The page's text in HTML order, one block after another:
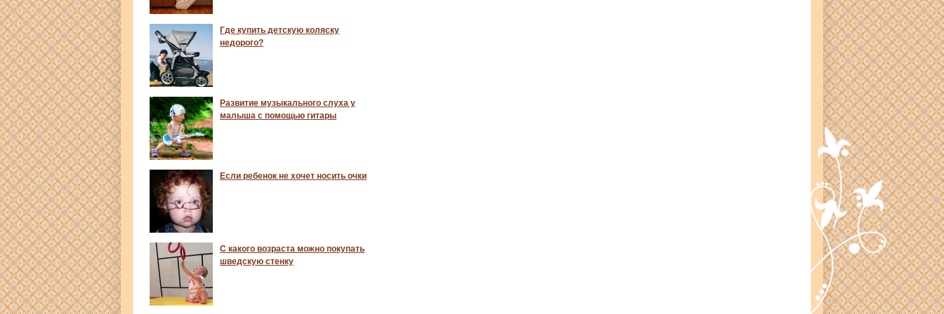
Где купить детскую коляску
недорого?
Развитие музыкального слуха у
малыша с помощью гитары
Если ребенок не хочет носить очки
С какого возраста можно покупать
шведскую стенку